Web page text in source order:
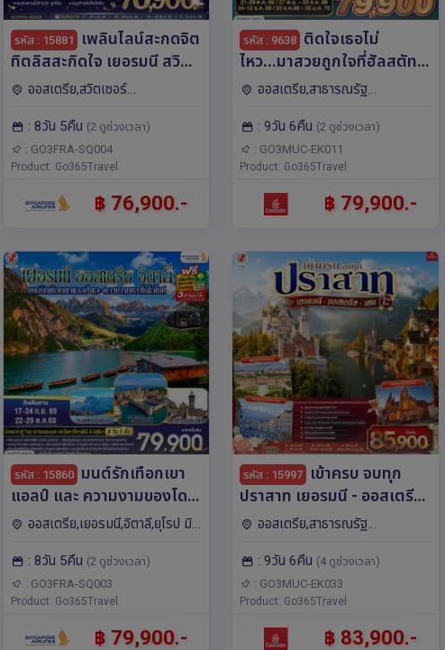
รหัส : 15881 เพลินไลน์สะกดจิต
ทิตลิสสะกิดใจ เยอรมนี สวิต
เซอร์แลนด์ อิตาลี 8 วัน 5 คืน
(SQ)
ออสเตรีย,สวิตเซอร์
เบิร์ก,มิลาน,ซูริค,ลูเซิร์น,นูเรม
เบิร์ก,แฟรงก์เฟิร์ต,ซูก
: 8วัน 5คืน (2 ดูช่วงเวลา)
: GO3FRA-SQ004
Product: Go365Travel
฿ 76,900.-
รหัส : 9638 ติดใจเธอไม่
ไหว...มาสวยถูกใจที่ฮัลสตัท
ก่อนได้ไหม เยอรมัน
ฮังการี 9วัน 6คืน โดยสายการ
บิน Emirates (EK)
ออสเตรีย,สาธารณรัฐ
มิวนิค,บราติสลาวา,คาร์โลวี
วารี,ปราก,บูดาเปสต์,ซาลซ์บูร์
ก,เวียนนา,เซสกี ครุมลอฟ
: 9วัน 6คืน (2 ดูช่วงเวลา)
: GO3MUC-EK011
Product: Go365Travel
฿ 79,900.-
รหัส : 15860 มนต์รักเทือกเขา
แอลป์ และ ความงามของโด
โลไมท์ เยอรมนี ออสเตรีย
บิน Singapore (SQ)
ออสเตรีย,เยอรมนี,อิตาลี,ยุโรป มิ
เบิร์ก,แฟรงก์เฟิร์ต,โคโม
: 8วัน 5คืน (2 ดูช่วงเวลา)
: GO3FRA-SQ003
Product: Go365Travel
฿ 79,900.-
รหัส : 15997
เข้าครบ จบทุก
ปราสาท เยอรมนี - ออสเตรีย
– เชก 9วัน 6คืน โดยสายการ
ออสเตรีย,สาธารณรัฐ
โน,ปราก,อินส์บรุค,ซาลซ์บูร์
ก,เวียนนา,เซสกี ครุมลอฟ
: 9วัน 6คืน (4 ดูช่วงเวลา)
: GO3MUC-EK033
Product: Go365Travel
฿ 83,900.-